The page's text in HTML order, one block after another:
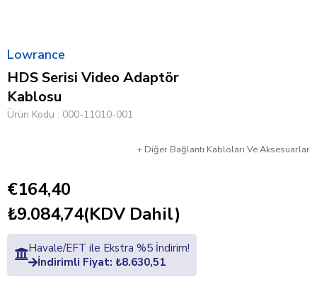
Lowrance
HDS Serisi Video Adaptör
Kablosu
Ürün Kodu 000-11010-001
+ Diğer Bağlantı Kabloları Ve Aksesuarlar
€164,40
₺9.084,74(KDV Dahil)
Havale/EFT ile Ekstra %5 İndirim!
İndirimli Fiyat: ₺8.630,51